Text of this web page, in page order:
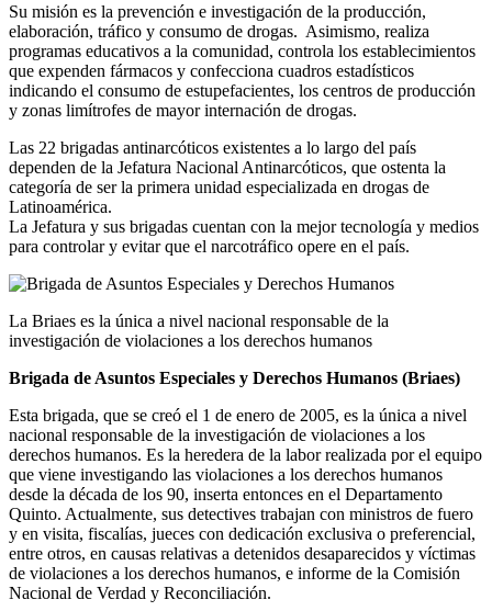
Su misión es la prevención e investigación de la producción,
elaboración, tráfico y consumo de drogas. Asimismo, realiza
programas educativos a la comunidad, controla los establecimientos
que expenden fármacos y confecciona cuadros estadísticos
indicando el consumo de estupefacientes, los centros de producción
y zonas limítrofes de mayor internación de drogas.
Las 22 brigadas antinarcóticos existentes a lo largo del país
dependen de la Jefatura Nacional Antinarcóticos, que ostenta la
categoría de ser la primera unidad especializada en drogas de
Latinoamérica.
La Jefatura y sus brigadas cuentan con la mejor tecnología y medios
para controlar y evitar que el narcotráfico opere en el país.
La Briaes es la única a nivel nacional responsable de la
investigación de violaciones a los derechos humanos
Brigada de Asuntos Especiales y Derechos Humanos (Briaes)
Esta brigada, que se creó el 1 de enero de 2005, es la única a nivel
nacional responsable de la investigación de violaciones a los
derechos humanos. Es la heredera de la labor realizada por el equipo
que viene investigando las violaciones a los derechos humanos
desde la década de los 90, inserta entonces en el Departamento
Quinto. Actualmente, sus detectives trabajan con ministros de fuero
y en visita, fiscalías, jueces con dedicación exclusiva o preferencial,
entre otros, en causas relativas a detenidos desaparecidos y víctimas
de violaciones a los derechos humanos, e informe de la Comisión
Nacional de Verdad y Reconciliación.